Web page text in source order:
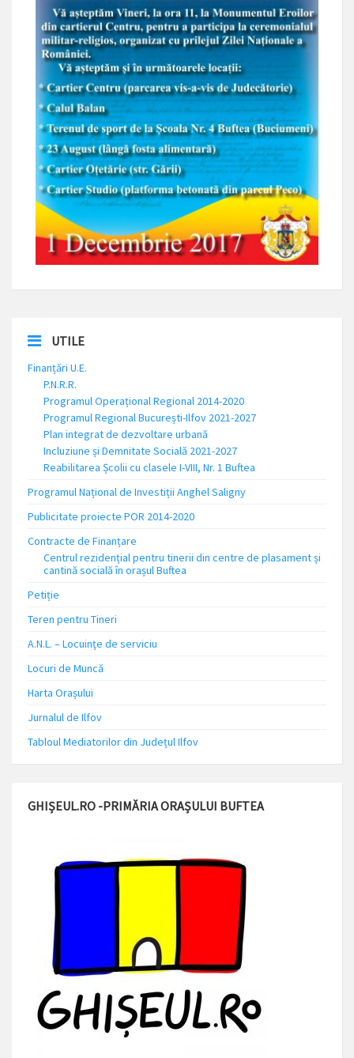
UTILE
Finanțări U.E.
P.N.R.R.
Programul Operațional Regional 2014-2020
Programul Regional București-Ilfov 2021-2027
Plan integrat de dezvoltare urbană
Incluziune și Demnitate Socială 2021-2027
Reabilitarea Școlii cu clasele I-VIII, Nr. 1 Buftea
Programul Național de Investiții Anghel Saligny
Publicitate proiecte POR 2014-2020
Contracte de Finanțare
Centrul rezidențial pentru tinerii din centre de plasament și
cantină socială în orașul Buftea
Petiție
Teren pentru Tineri
A.N.L. – Locuinţe de serviciu
Locuri de Muncă
Harta Orașului
Jurnalul de Ilfov
Tabloul Mediatorilor din Județul Ilfov
GHIȘEUL.RO -PRIMĂRIA ORAȘULUI BUFTEA